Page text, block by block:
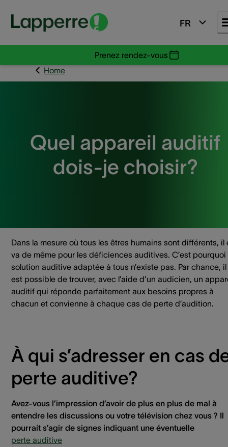
FR
Prenez rendez-vous
Home
Quel appareil auditif
dois-je choisir?
Dans la mesure où tous les êtres humains sont différents, il
va de même pour les déficiences auditives. C’est pourquoi
solution auditive adaptée à tous n’existe pas. Par chance, il
est possible de trouver, avec l’aide d’un audicien, un
auditif qui réponde parfaitement aux besoins propres à
chacun et convienne à chaque cas de perte d’audition.
À qui s’adresser en cas
perte auditive?
Avez-vous l’impression d’avoir de plus en plus de mal à
entendre les discussions ou votre télévision chez vous ? Il
pourrait s’agir de signes indiquant une éventuelle
perte auditive